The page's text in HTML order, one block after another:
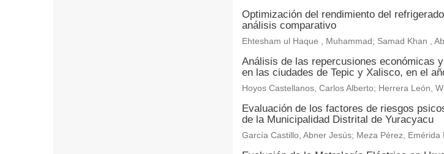
Optimización del rendimiento del
análisis comparativo
Ehtesham ul Haque , Muhammad; Samad Khan ,
Análisis de las repercusiones económicas
en las ciudades de Tepic y Xalisco, en el
Hoyos Castellanos, Carlos Alberto; Herrera León,
Evaluación de los factores de riesgos
de la Municipalidad Distrital de Yuracyacu
García Castillo, Abner Jesús; Meza Pérez,